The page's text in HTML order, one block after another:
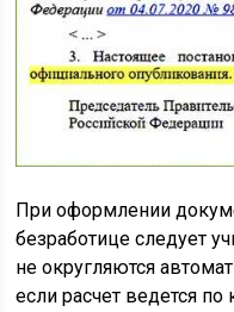
При оформлении
безработице следует
не округляются
если расчет ведется